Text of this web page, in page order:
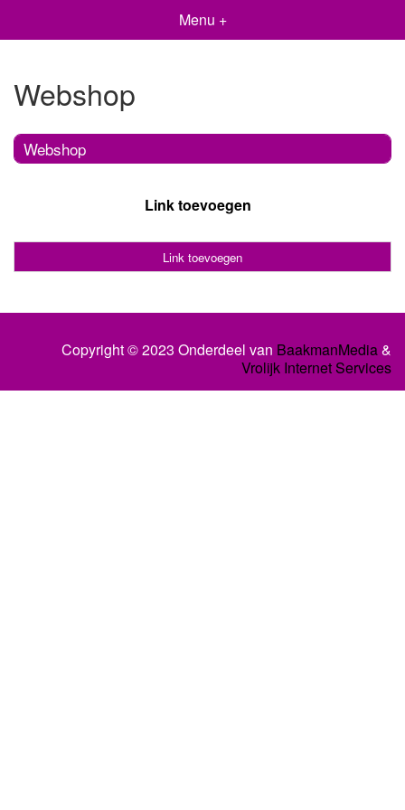
Menu +
Webshop
Webshop
Link toevoegen
Link toevoegen
Copyright © 2023 Onderdeel van BaakmanMedia&
Vrolijk Internet Services